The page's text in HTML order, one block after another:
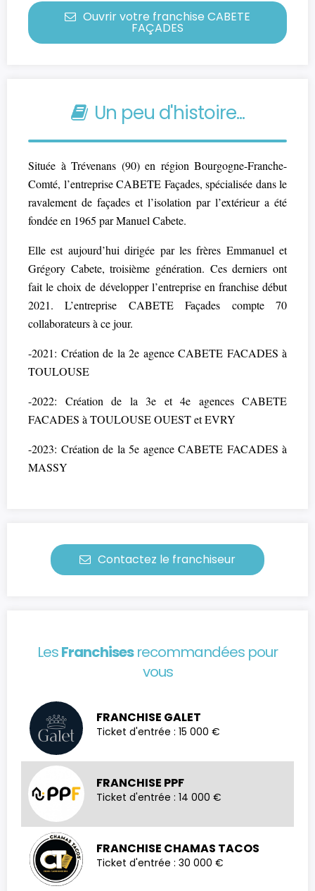
Ouvrir votre franchise CABETE
FAÇADES
Un peu d'histoire...
Située à Trévenans (90) en région Bourgogne-Franche-
Comté, l’entreprise CABETE Façades, spécialisée dans le
ravalement de façades et l’isolation par l’extérieur a été
fondée en 1965 par Manuel Cabete.
Elle est aujourd’hui dirigée par les frères Emmanuel et
Grégory Cabete, troisième génération. Ces derniers ont
fait le choix de développer l’entreprise en franchise début
2021. L’entreprise CABETE Façades compte 70
collaborateurs à ce jour.
-2021: Création de la 2e agence CABETE FACADES à
TOULOUSE
-2022: Création de la 3e et 4e agences CABETE
FACADES à TOULOUSE OUEST et EVRY
-2023: Création de la 5e agence CABETE FACADES à
MASSY
Contactez le franchiseur
LesFranchisesrecommandées pour
vous
FRANCHISE GALET
Ticket d'entrée : 15 000 €
FRANCHISE PPF
Ticket d'entrée : 14 000 €
FRANCHISE CHAMAS TACOS
Ticket d'entrée : 30 000 €